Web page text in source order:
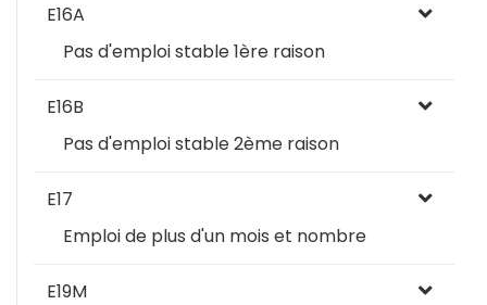
E16A
Pas d'emploi stable 1ère raison
E16B
Pas d'emploi stable 2ème raison
E17
Emploi de plus d'un mois et nombre
E19M